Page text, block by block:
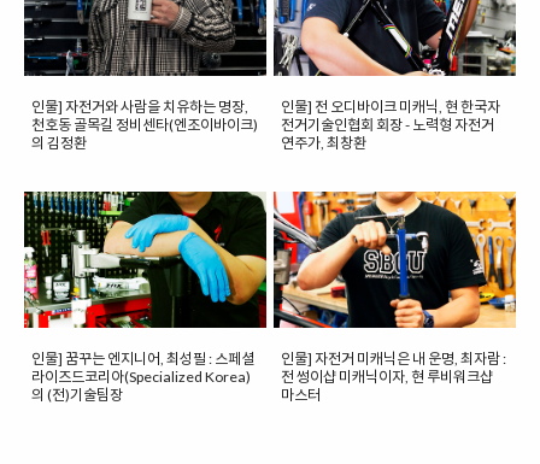
인물] 자전거와 사람을 치유하는 명장,
천호동 골목길 정비센타(엔조이바이크)
의 김정환
인물] 전 오디바이크 미캐닉, 현 한국자
전거기술인협회 회장 - 노력형 자전거
연주가, 최창환
인물] 꿈꾸는 엔지니어, 최성필 : 스페셜
라이즈드코리아(Specialized Korea)
의 (전)기술팀장
인물] 자전거 미캐닉은 내 운명, 최자람 :
전 썽이샵 미캐닉이자, 현 루비워크샵
마스터